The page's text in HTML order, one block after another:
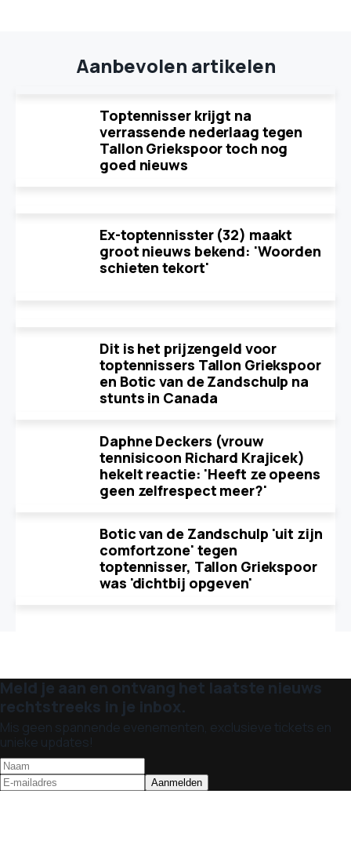
Aanbevolen artikelen
Toptennisser krijgt na
verrassende nederlaag tegen
Tallon Griekspoor toch nog
goed nieuws
Ex-toptennisster (32) maakt
groot nieuws bekend: 'Woorden
schieten tekort'
Dit is het prijzengeld voor
toptennissers Tallon Griekspoor
en Botic van de Zandschulp na
stunts in Canada
Daphne Deckers (vrouw
tennisicoon Richard Krajicek)
hekelt reactie: 'Heeft ze opeens
geen zelfrespect meer?'
Botic van de Zandschulp 'uit zijn
comfortzone' tegen
toptennisser, Tallon Griekspoor
was 'dichtbij opgeven'
Meld je aan en ontvang het laatste nieuws
rechtstreeks in je inbox.
Mis geen spannende evenementen, exclusieve tickets en
unieke updates!